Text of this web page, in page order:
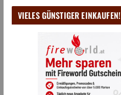
VIELES GÜNSTIGER EINKAUFEN!